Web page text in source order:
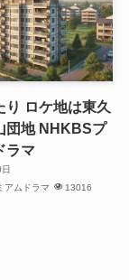
り ロケ地は東久
団地 NHKBSプ
ラマ
アムドラマ
13016